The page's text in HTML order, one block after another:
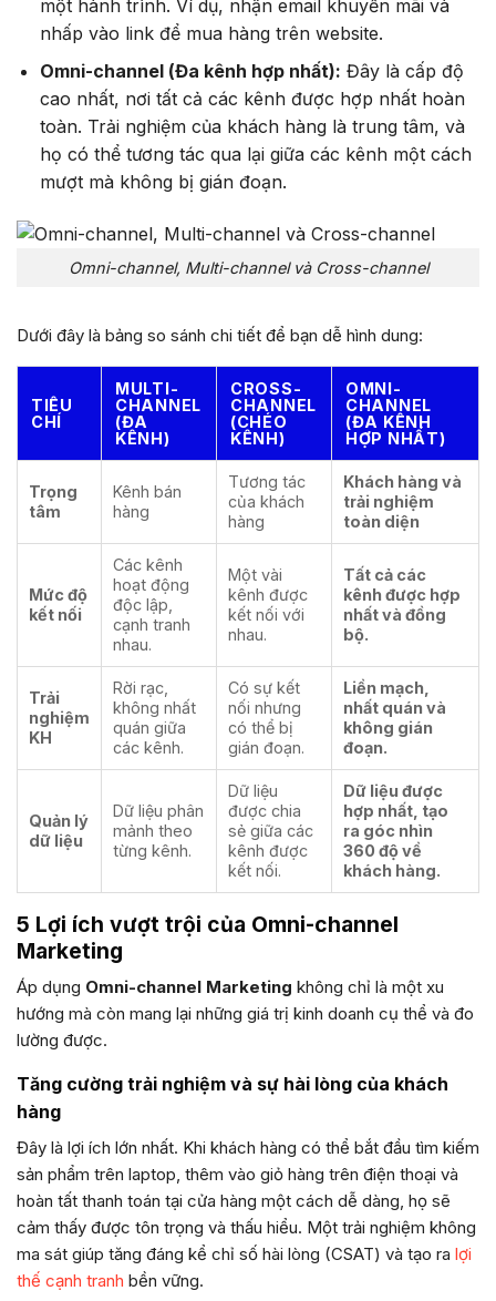
một hành trình. Ví dụ, nhận email khuyến mãi và
nhấp vào link để mua hàng trên website.
Omni-channel (Đa kênh hợp nhất): Đây là cấp độ
cao nhất, nơi tất cả các kênh được hợp nhất hoàn
toàn. Trải nghiệm của khách hàng là trung tâm, và
họ có thể tương tác qua lại giữa các kênh một cách
mượt mà không bị gián đoạn.
Omni-channel, Multi-channel và Cross-channel
Dưới đây là bảng so sánh chi tiết để bạn dễ hình dung:
TIÊU
CHÍ
MULTI-
CHANNEL
(ĐA
KÊNH)
CROSS-
CHANNEL
(CHÉO
KÊNH)
OMNI-
CHANNEL
(ĐA KÊNH
HỢP NHẤT)
Trọng
tâm
Kênh bán
hàng
Tương tác
của khách
hàng
Khách hàng và
trải nghiệm
toàn diện
Mức độ
kết nối
Các kênh
hoạt động
độc lập,
cạnh tranh
nhau.
Một vài
kênh được
kết nối với
nhau.
Tất cả các
kênh được hợp
nhất và đồng
bộ.
Trải
nghiệm
KH
Rời rạc,
không nhất
quán giữa
các kênh.
Có sự kết
nối nhưng
có thể bị
gián đoạn.
Liền mạch,
nhất quán và
không gián
đoạn.
Quản lý
dữ liệu
Dữ liệu phân
mảnh theo
từng kênh.
Dữ liệu
được chia
sẻ giữa các
kênh được
kết nối.
Dữ liệu được
hợp nhất, tạo
ra góc nhìn
360 độ về
khách hàng.
5 Lợi ích vượt trội của Omni-channel
Marketing
Áp dụng Omni-channel Marketing không chỉ là một xu
hướng mà còn mang lại những giá trị kinh doanh cụ thể và đo
lường được.
Tăng cường trải nghiệm và sự hài lòng của khách
hàng
Đây là lợi ích lớn nhất. Khi khách hàng có thể bắt đầu tìm kiếm
sản phẩm trên laptop, thêm vào giỏ hàng trên điện thoại và
hoàn tất thanh toán tại cửa hàng một cách dễ dàng, họ sẽ
cảm thấy được tôn trọng và thấu hiểu. Một trải nghiệm không
ma sát giúp tăng đáng kể chỉ số hài lòng (CSAT) và tạo ra lợi
thế cạnh tranh bền vững.